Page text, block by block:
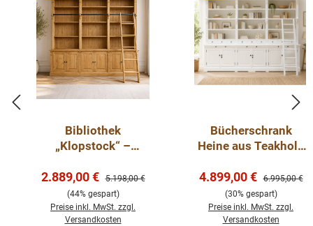
Bibliothek
„Klopstock“ –
Bibliothek mit Leiter
Verkaufspreis:
2.889,00 € Regulärer Preis:
5.198,00 €
(44% gespart)
Preise inkl. MwSt. zzgl.
Versandkosten
Bücherschrank
Heine aus Teakholz
Verkaufspreis:
4.899,00 € Regulärer
6.995,00 €
(30% gespart)
Preise inkl. MwSt. zzgl.
Versandkosten